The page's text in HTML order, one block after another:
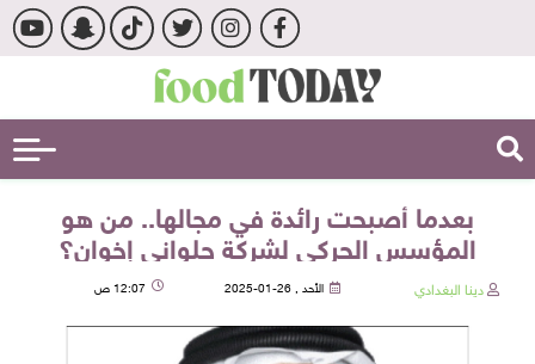
بعدما أصبحت رائدة في مجالها.. من هو
المؤسس الحركي لشركة حلواني إخوان؟
دينا البغدادي الأحد , 26-01-2025 12:07 ص